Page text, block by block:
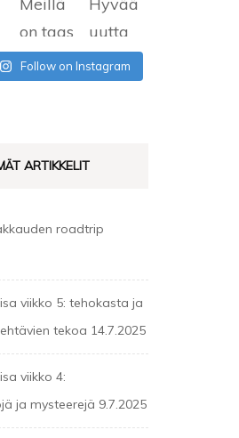
Follow on Instagram
ARTIKKELIT
roadtrip
viikko 5: tehokasta ja
tekoa 14.7.2025
viikko 4:
ja mysteerejä 9.7.2025